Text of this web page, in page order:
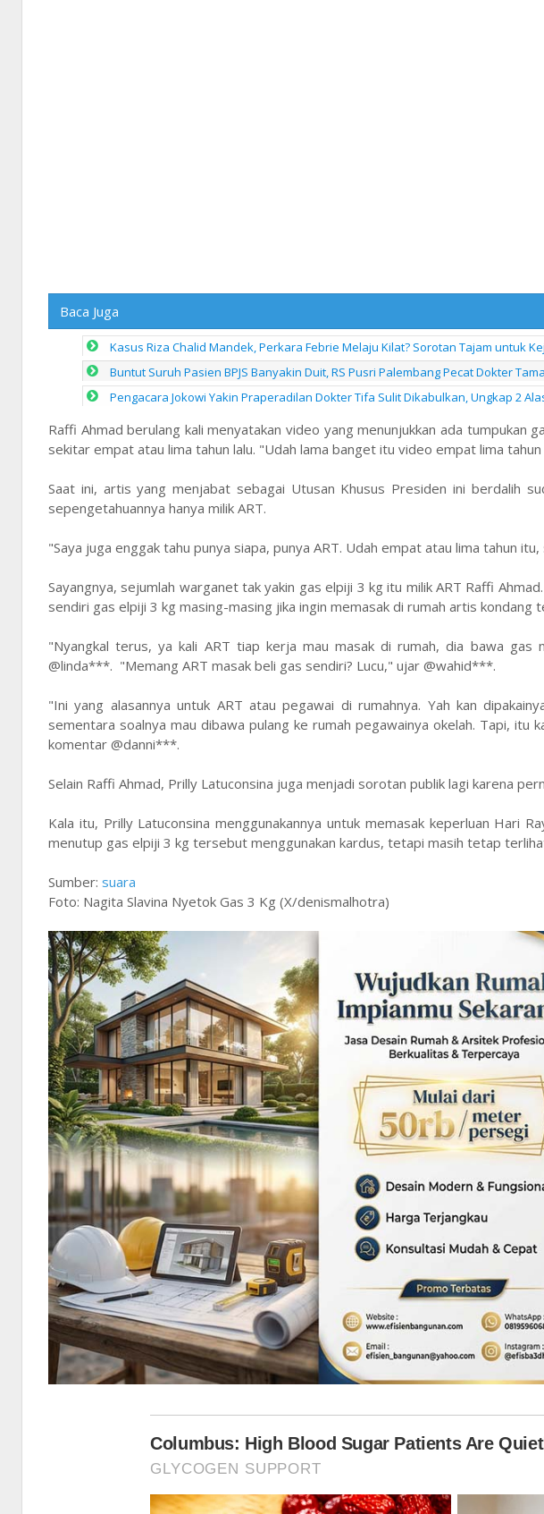
Baca Juga
Kasus Riza Chalid Mandek, Perkara Febrie Melaju Kilat? Sorotan Tajam untuk
Buntut Suruh Pasien BPJS Banyakin Duit, RS Pusri Palembang Pecat Dokter
Pengacara Jokowi Yakin Praperadilan Dokter Tifa Sulit Dikabulkan, Ungkap 2
Raffi Ahmad berulang kali menyatakan video yang menunjukkan ada tumpukan
sekitar empat atau lima tahun lalu. "Udah lama banget itu video empat lima tahun
Saat ini, artis yang menjabat sebagai Utusan Khusus Presiden ini berdalih
sepengetahuannya hanya milik ART.
"Saya juga enggak tahu punya siapa, punya ART. Udah empat atau lima tahun
Sayangnya, sejumlah warganet tak yakin gas elpiji 3 kg itu milik ART Raffi
sendiri gas elpiji 3 kg masing-masing jika ingin memasak di rumah artis kondang
"Nyangkal terus, ya kali ART tiap kerja mau masak di rumah, dia bawa gas
@linda***. "Memang ART masak beli gas sendiri? Lucu," ujar @wahid***.
"Ini yang alasannya untuk ART atau pegawai di rumahnya. Yah kan
sementara soalnya mau dibawa pulang ke rumah pegawainya okelah. Tapi, itu
komentar @danni***.
Selain Raffi Ahmad, Prilly Latuconsina juga menjadi sorotan publik lagi karena
Kala itu, Prilly Latuconsina menggunakannya untuk memasak keperluan Hari
menutup gas elpiji 3 kg tersebut menggunakan kardus, tetapi masih tetap
Sumber: suara
Foto: Nagita Slavina Nyetok Gas 3 Kg (X/denismalhotra)